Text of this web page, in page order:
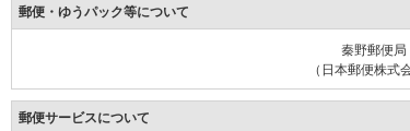
郵便・ゆうパック等について
秦野郵便局
（日本郵便株式
郵便サービスについて